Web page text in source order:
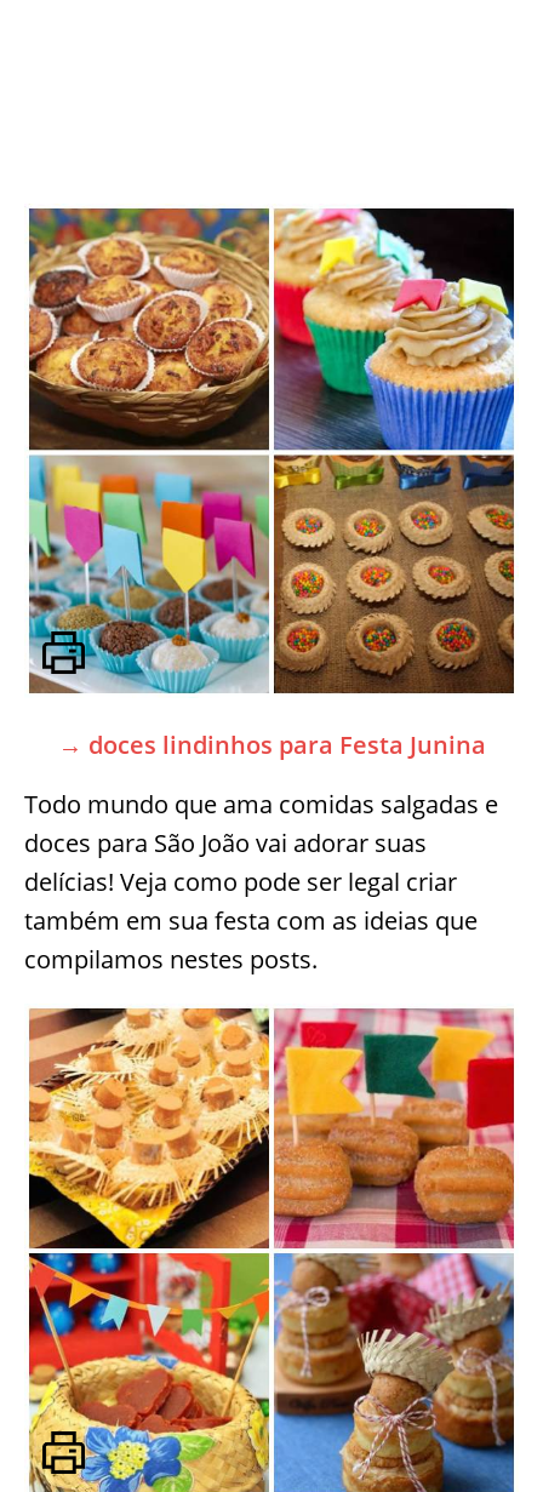
→ doces lindinhos para Festa Junina
Todo mundo que ama comidas salgadas e
doces para São João vai adorar suas
delícias! Veja como pode ser legal criar
também em sua festa com as ideias que
compilamos nestes posts.